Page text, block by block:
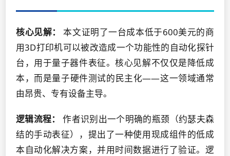
核心见解：
本文证明了一台成本低于600美元的商
用3D打印机可以被改造成一个功能性的自动化探针
台，用于量子器件表征。核心见解不仅仅是降低成
本，而是量子硬件测试的民主化——这一领域通常
由昂贵、专有设备主导。
逻辑流程：
作者识别出一个明确的瓶颈（约瑟夫森
结的手动表征），提出了一种使用现成组件的低成
本自动化解决方案，并用时间数据进行了验证。逻